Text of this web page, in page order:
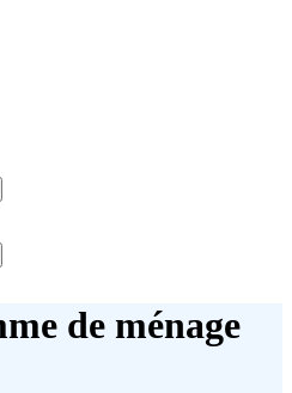
de ménage